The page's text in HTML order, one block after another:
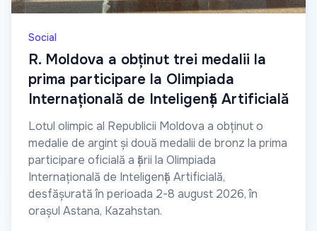
Social
R. Moldova a obținut trei medalii la
prima participare la Olimpiada
Internațională de Inteligență Artificială
Lotul olimpic al Republicii Moldova a obținut o
medalie de argint și două medalii de bronz la prima
participare oficială a țării la Olimpiada
Internațională de Inteligență Artificială,
desfășurată în perioada 2-8 august 2026, în
orașul Astana, Kazahstan.